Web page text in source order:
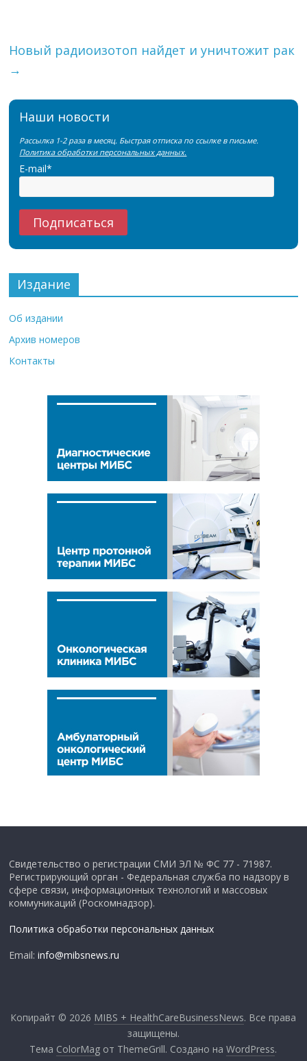
Новый радиоизотоп найдет и уничтожит рак
→
Наши новости
Рассылка 1-2 раза в месяц. Быстрая отписка по ссылке в письме.
Политика обработки персональных данных.
E-mail*
Издание
Об издании
Архив номеров
Контакты
Свидетельство о регистрации СМИ ЭЛ № ФС 77 - 71987.
Регистрирующий орган - Федеральная служба по надзору в
сфере связи, информационных технологий и массовых
коммуникаций (Роскомнадзор).
Политика обработки персональных данных
Email:info@mibsnews.ru
Копирайт © 2026 MIBS + HealthCareBusinessNews. Все права
защищены.
Тема ColorMag от ThemeGrill. Создано наWordPress.